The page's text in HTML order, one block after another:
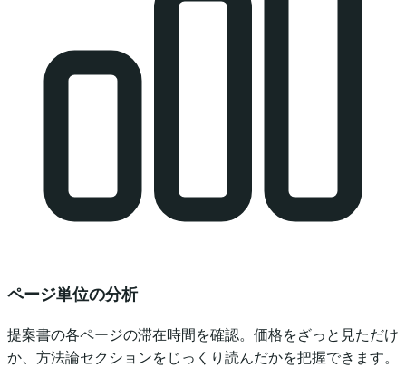
ページ単位の分析
提案書の各ページの滞在時間を確認。価格をざっと見ただけ
か、方法論セクションをじっくり読んだかを把握できます。